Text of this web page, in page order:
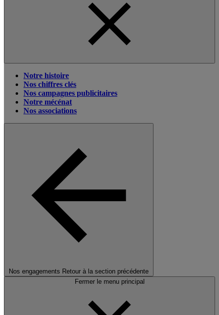
Notre histoire
Nos chiffres clés
Nos campagnes publicitaires
Notre mécénat
Nos associations
Nos engagements Retour à la section précédente
Fermer le menu principal